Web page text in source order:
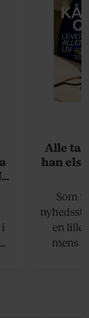
Alle
han
Som
en lille
mens